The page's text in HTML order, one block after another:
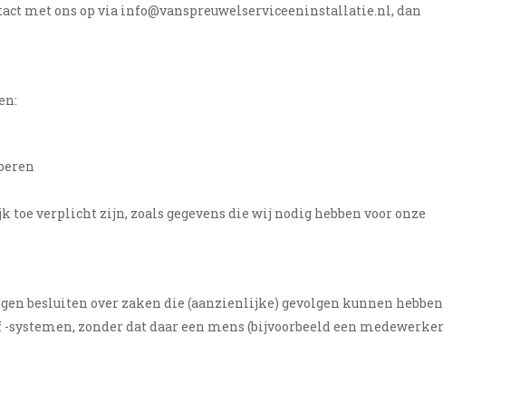
met ons op via info@vanspreuwelserviceeninstallatie.nl, dan
verplicht zijn, zoals gegevens die wij nodig hebben voor onze
besluiten over zaken die (aanzienlijke) gevolgen kunnen hebben
zonder dat daar een mens (bijvoorbeeld een medewerker